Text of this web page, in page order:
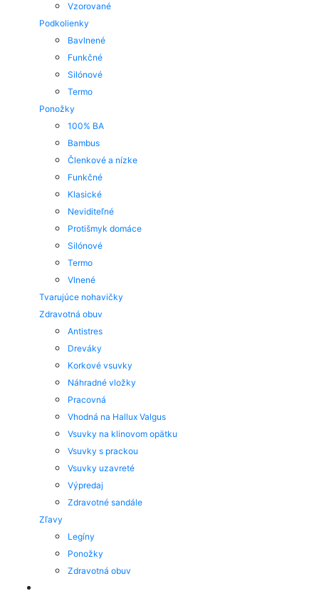
Vzorované
Podkolienky
Bavlnené
Funkčné
Silónové
Termo
Ponožky
100% BA
Bambus
Členkové a nízke
Funkčné
Klasické
Neviditeľné
Protišmyk domáce
Silónové
Termo
Vlnené
Tvarujúce nohavičky
Zdravotná obuv
Antistres
Dreváky
Korkové vsuvky
Náhradné vložky
Pracovná
Vhodná na Hallux Valgus
Vsuvky na klinovom opätku
Vsuvky s prackou
Vsuvky uzavreté
Výpredaj
Zdravotné sandále
Zľavy
Legíny
Ponožky
Zdravotná obuv